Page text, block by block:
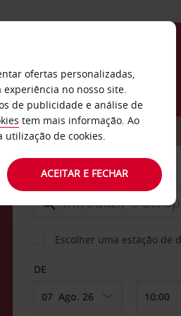
CARRO
LEVANTAR EM
Escolher uma estação de
DE
ofertas personalizadas,
no nosso site.
de publicidade e análise de
tem mais informação. Ao
utilização de cookies.
ACEITAR E FECHAR